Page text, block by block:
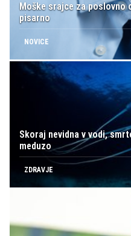
Moške srajce za
pisarno
NOVICE
Skoraj nevidna v vodi,
meduzo
ZDRAVJE